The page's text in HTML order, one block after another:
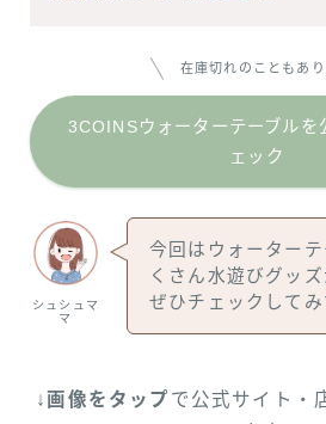
在庫切れのこともあ
3COINSウォーターテーブルを
ェック
シュシュマ
マ
今回はウォーター
くさん水遊びグッ
ぜひチェックして
↓画像をタップ で公式サイト・